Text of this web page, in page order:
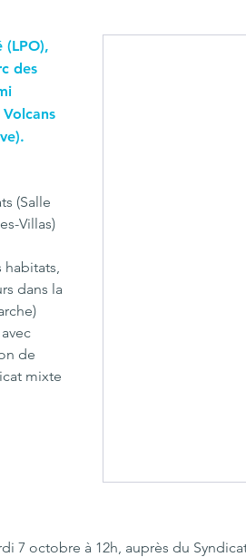
des
(Salle
Villas)
habitats,
dans la
de
mixte
7 octobre à 12h, auprès du